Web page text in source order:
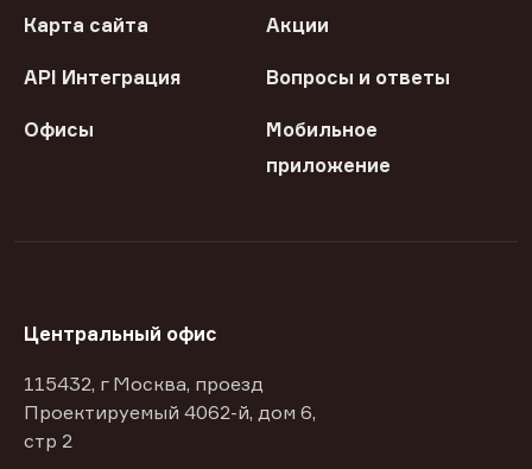
Карта сайта Акции
API Интеграция Вопросы и ответы
Офисы
Мобильное
приложение
Центральный офис
115432, г Москва, проезд
Проектируемый 4062-й, дом 6,
стр 2